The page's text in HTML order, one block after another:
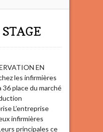
EN
les infirmières
36 place du marché
L’entreprise
infirmières
principales ce